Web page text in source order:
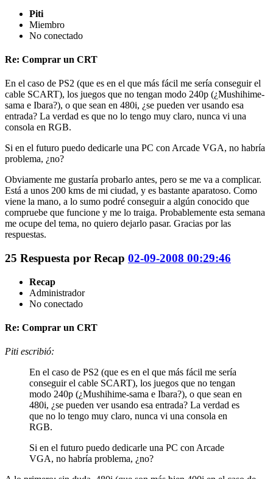
Piti
Miembro
No conectado
Re: Comprar un CRT
En el caso de PS2 (que es en el que más fácil me sería conseguir el
cable SCART), los juegos que no tengan modo 240p (¿Mushihime-
sama e Ibara?), o que sean en 480i, ¿se pueden ver usando esa
entrada? La verdad es que no lo tengo muy claro, nunca vi una
consola en RGB.
Si en el futuro puedo dedicarle una PC con Arcade VGA, no habría
problema, ¿no?
Obviamente me gustaría probarlo antes, pero se me va a complicar.
Está a unos 200 kms de mi ciudad, y es bastante aparatoso. Como
viene la mano, a lo sumo podré conseguir a algún conocido que
compruebe que funcione y me lo traiga. Probablemente esta semana
me ocupe del tema, no quiero dejarlo pasar. Gracias por las
respuestas.
25 Respuesta por Recap 02-09-2008 00:29:46
Recap
Administrador
No conectado
Re: Comprar un CRT
Piti escribió:
En el caso de PS2 (que es en el que más fácil me sería
conseguir el cable SCART), los juegos que no tengan
modo 240p (¿Mushihime-sama e Ibara?), o que sean en
480i, ¿se pueden ver usando esa entrada? La verdad es
que no lo tengo muy claro, nunca vi una consola en
RGB.
Si en el futuro puedo dedicarle una PC con Arcade
VGA, no habría problema, ¿no?